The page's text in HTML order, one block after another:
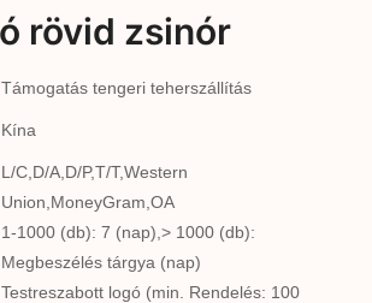
rövid zsinór
Támogatás tengeri teherszállítás
Kína
L/C,D/A,D/P,T/T,Western
Union,MoneyGram,OA
1-1000 (db): 7 (nap),> 1000 (db):
Megbeszélés tárgya (nap)
Testreszabott logó (min. Rendelés: 100